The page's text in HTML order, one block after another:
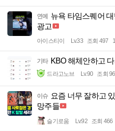
연예
뉴욕 타임스퀘어
광고
아이스티이 Lv.33 조회 497
기타 KBO 해체안하고
드라고노브 Lv.90 조회
이슈 요즘 너무 잘하고
망주들
슬기로움 Lv.92 조회 466